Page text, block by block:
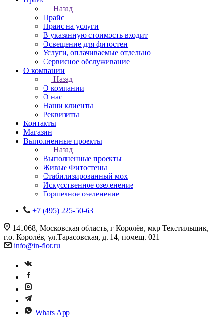
Назад
Прайс
Прайс на услуги
В указанную стоимость входит
Освещение для фитостен
Услуги, оплачиваемые отдельно
Сервисное обслуживание
О компании
Назад
О компании
О нас
Наши клиенты
Реквизиты
Контакты
Магазин
Выполненные проекты
Назад
Выполненные проекты
Живые Фитостены
Стабилизированный мох
Искусственное озеленение
Горшечное озеленение
+7 (495) 225-50-63
141068, Московская область, г Королёв, мкр Текстильщик,
г.о. Королёв, ул.Тарасовская, д. 14, помещ. 021
info@in-flor.ru
Whats App